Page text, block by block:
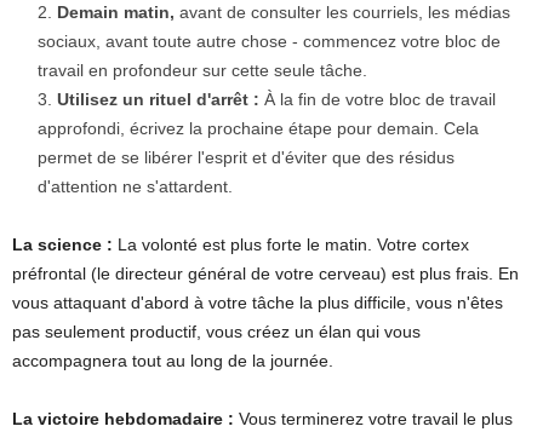
Demain matin, avant de consulter les courriels, les médias
sociaux, avant toute autre chose - commencez votre bloc de
travail en profondeur sur cette seule tâche.
Utilisez un rituel d'arrêt : À la fin de votre bloc de travail
approfondi, écrivez la prochaine étape pour demain. Cela
permet de se libérer l'esprit et d'éviter que des résidus
d'attention ne s'attardent.
La science : La volonté est plus forte le matin. Votre cortex
préfrontal (le directeur général de votre cerveau) est plus frais. En
vous attaquant d'abord à votre tâche la plus difficile, vous n'êtes
pas seulement productif, vous créez un élan qui vous
accompagnera tout au long de la journée.
La victoire hebdomadaire : Vous terminerez votre travail le plus